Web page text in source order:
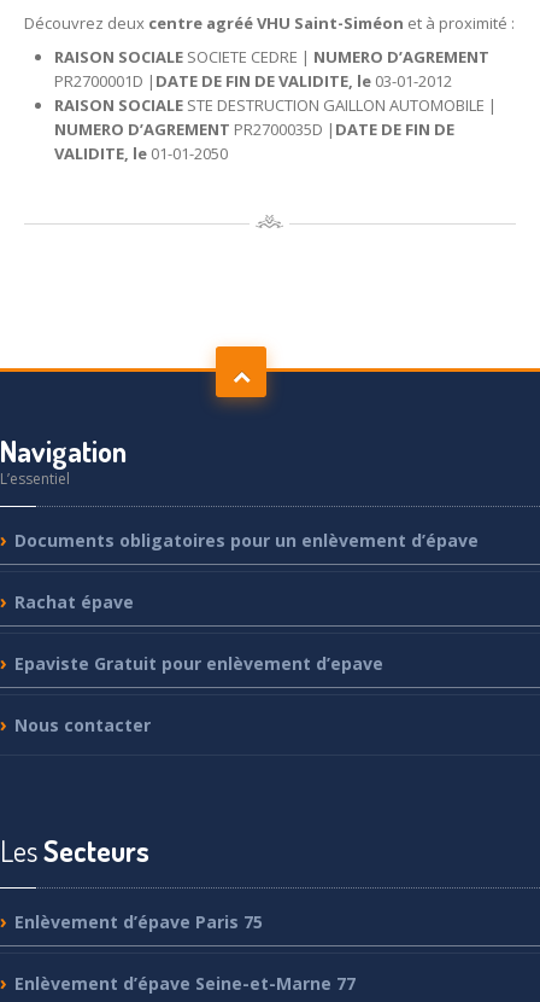
Découvrez deux centre agréé VHU Saint-Siméon et à proximité :
RAISON SOCIALE SOCIETE CEDRE | NUMERO D’AGREMENT
PR2700001D | DATE DE FIN DE VALIDITE, le 03-01-2012
RAISON SOCIALE STE DESTRUCTION GAILLON AUTOMOBILE |
NUMERO D’AGREMENT PR2700035D | DATE DE FIN DE
VALIDITE, le 01-01-2050
Navigation
L’essentiel
Documents obligatoires pour un enlèvement d’épave
Rachat épave
Epaviste Gratuit pour enlèvement d’epave
Nous contacter
LesSecteurs
Enlèvement d’épave Paris 75
Enlèvement d’épave Seine-et-Marne 77